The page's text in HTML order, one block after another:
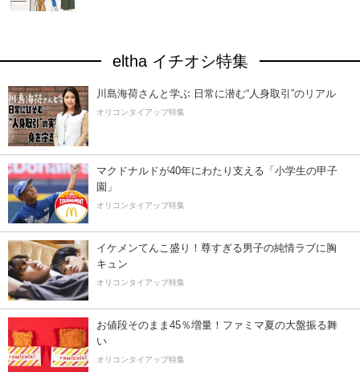
eltha イチオシ特集
川島海荷さんと学ぶ 日常に潜む“人身取引”のリアル
オリコンタイアップ特集
マクドナルドが40年にわたり支える「小学生の甲子
園」
オリコンタイアップ特集
イケメンてんこ盛り！尊すぎる男子の純情ラブに胸
キュン
オリコンタイアップ特集
お値段そのまま45％増量！ファミマ夏の大盤振る舞
い
オリコンタイアップ特集